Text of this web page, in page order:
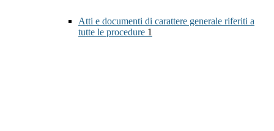
Atti e documenti di carattere generale riferiti a
tutte le procedure 1